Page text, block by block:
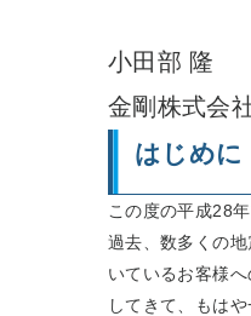
小田部 隆
金剛株式会
はじめに
この度の平成28
過去、数多くの
いているお客様
してきて、もは